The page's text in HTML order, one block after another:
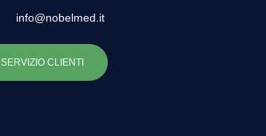
info@nobelmed.it
SERVIZIO CLIENTI